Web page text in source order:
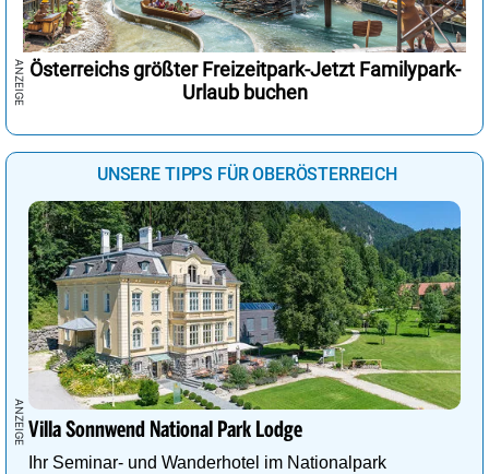
Österreichs größter Freizeitpark-Jetzt Familypark-
Urlaub buchen
UNSERE TIPPS FÜR OBERÖSTERREICH
Villa Sonnwend National Park Lodge
Ihr Seminar- und Wanderhotel im Nationalpark